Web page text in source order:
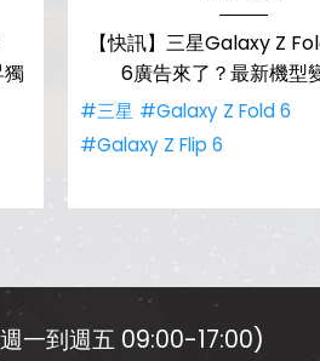
【快訊】三星Galaxy Z
6廣告來了？最新機型
#三星 #Galaxy Z Fold 6
#Galaxy Z Flip 6
一到週五 09:00-17:00)